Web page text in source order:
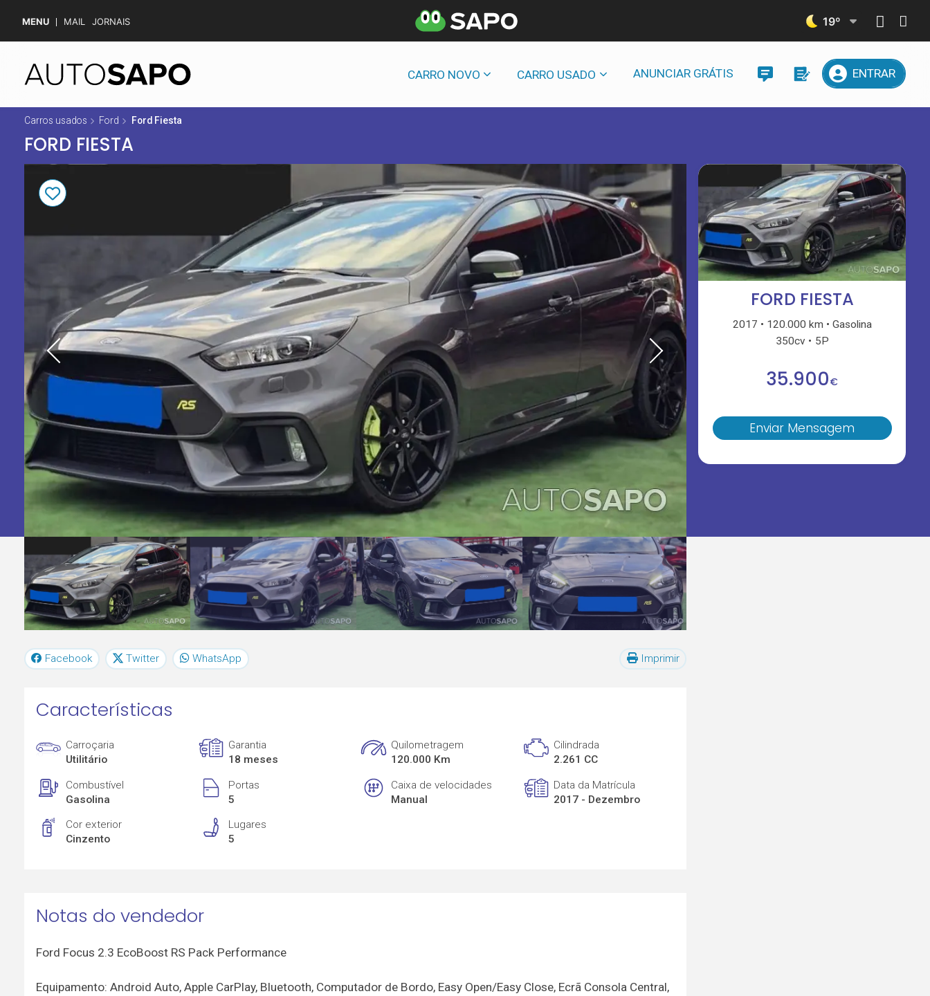
MENU MAIL JORNAIS 19º
CARRO NOVO CARRO USADO ANUNCIAR GRÁTIS ENTRAR
Carros usados Ford Ford Fiesta
FORD FIESTA
FORD FIESTA
2017 120.000 km
Gasolina
350cv
5P
35.900€
Enviar Mensagem
Facebook Twitter WhatsApp Imprimir
Características
Carroçaria
Utilitário
Garantia
18 meses
Quilometragem
120.000 Km
Cilindrada
2.261 CC
Combustível
Gasolina
Portas
5
Caixa de velocidades
Manual
Data da Matrícula
2017 - Dezembro
Cor exterior
Cinzento
Lugares
5
Notas do vendedor
Ford Focus 2.3 EcoBoost RS Pack Performance
Equipamento: Android Auto, Apple CarPlay, Bluetooth, Computador de Bordo, Easy Open/Easy Close, Ecrã Consola Central,